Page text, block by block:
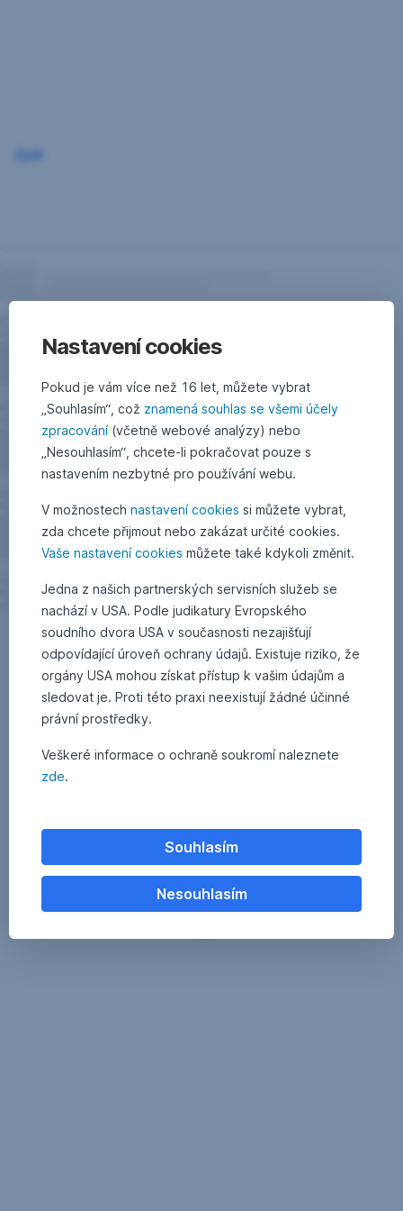
Nastavení cookies
Pokud je vám více než 16 let, můžete vybrat
„Souhlasím“, což znamená souhlas se všemi účely
zpracování(včetně webové analýzy) nebo
„Nesouhlasím“, chcete-li pokračovat pouze s
nastavením nezbytné pro používání webu.
V možnostech nastavení cookies si můžete vybrat,
zda chcete přijmout nebo zakázat určité cookies.
Vaše nastavení cookies můžete také kdykoli změnit.
Jedna z našich partnerských servisních služeb se
nachází v USA. Podle judikatury Evropského
soudního dvora USA v současnosti nezajišťují
odpovídající úroveň ochrany údajů. Existuje riziko, že
orgány USA mohou získat přístup k vašim údajům a
sledovat je. Proti této praxi neexistují žádné účinné
právní prostředky.
Veškeré informace o ochraně soukromí naleznete
zde.
Souhlasím
Nesouhlasím